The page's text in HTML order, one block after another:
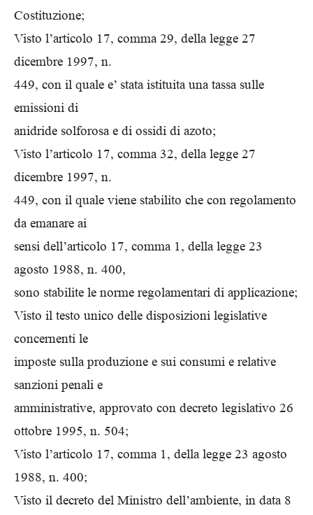
Costituzione;
Visto l’articolo 17, comma 29, della legge 27
dicembre 1997, n.
449, con il quale e’ stata istituita una tassa sulle
emissioni di
anidride solforosa e di ossidi di azoto;
Visto l’articolo 17, comma 32, della legge 27
dicembre 1997, n.
449, con il quale viene stabilito che con regolamento
da emanare ai
sensi dell’articolo 17, comma 1, della legge 23
agosto 1988, n. 400,
sono stabilite le norme regolamentari di applicazione;
Visto il testo unico delle disposizioni legislative
concernenti le
imposte sulla produzione e sui consumi e relative
sanzioni penali e
amministrative, approvato con decreto legislativo 26
ottobre 1995, n. 504;
Visto l’articolo 17, comma 1, della legge 23 agosto
1988, n. 400;
Visto il decreto del Ministro dell’ambiente, in data 8